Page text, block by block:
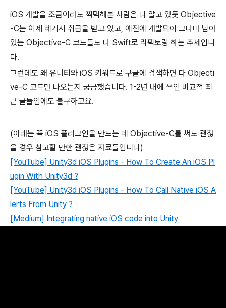
iOS 개발을 조금이라도 찍먹해본 사람은 다 알고 있듯 Objective
-C는 이제 레거시 취급을 받고 있고, 예전에 개발되어 그나마 남아
있는 Objective-C 코드들도 다 Swift로 리팩토링 하는 추세입니
다.
그런데도 왜 유니티와 iOS 키워드로 구글에 검색하면 다 Objecti
ve-C 코드만 나오는지 궁금했습니다. 1-2년 내에 쓰인 비교적 최
근 글들임에도 불구하고요.
(아래는 꼭 iOS 플러그인을 만드는 데 Objective-C를 써도 괜찮
을 경우 참고할 만한 괜찮은 자료들입니다)
[YouTube] Unity3d iOS Plugins - How To Create An iOS Pl
ugin With Unity3d ?
[YouTube] Unity3d iOS Plugins - How To Call Native iOS A
lerts From Unity ?
[Medium] Integrating native iOS code into Unity